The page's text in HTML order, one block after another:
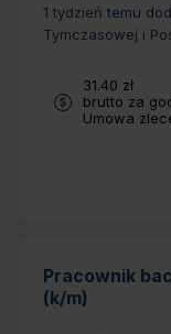
1 tydzień temu
Tymczasowej i
31.40 zł
brutto za
Typ umowy:
Umowa
Pracownik
(k/m)